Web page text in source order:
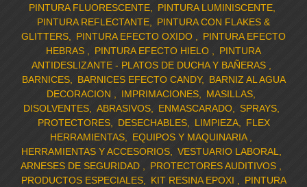
PINTURA FLUORESCENTE
PINTURA LUMINISCENTE
PINTURA REFLECTANTE
PINTURA CON FLAKES &
GLITTERS
PINTURA EFECTO OXIDO
PINTURA EFECTO
HEBRAS
PINTURA EFECTO HIELO
PINTURA
ANTIDESLIZANTE - PLATOS DE DUCHA Y BAÑERAS
BARNICES
BARNICES EFECTO CANDY
BARNIZ AL AGUA
DECORACION
IMPRIMACIONES
MASILLAS
DISOLVENTES
ABRASIVOS ENMASCARADO
SPRAYS
PROTECTORES
DESECHABLES LIMPIEZA
FLEX
HERRAMIENTAS
EQUIPOS Y MAQUINARIA
HERRAMIENTAS Y ACCESORIOS
VESTUARIO LABORAL
ARNESES DE SEGURIDAD
PROTECTORES AUDITIVOS
PRODUCTOS ESPECIALES
KIT RESINA EPOXI
PINTURA